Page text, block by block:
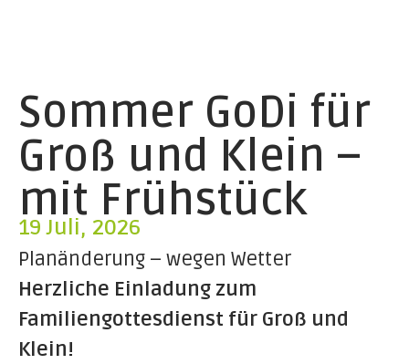
Sommer GoDi für
Groß und Klein –
mit Frühstück
19 Juli, 2026
Planänderung – wegen Wetter
Herzliche Einladung zum
Familiengottesdienst für Groß und
Klein!